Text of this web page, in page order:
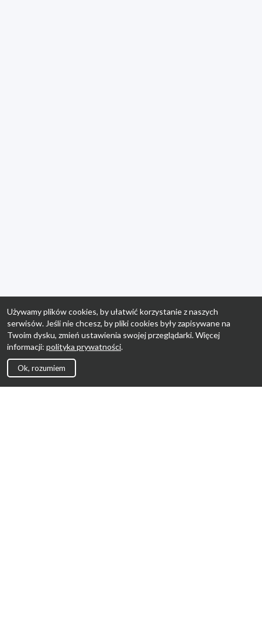
Używamy plików cookies, by ułatwić korzystanie z naszych
serwisów. Jeśli nie chcesz, by pliki cookies były zapisywane na
Twoim dysku, zmień ustawienia swojej przeglądarki. Więcej
informacji: polityka prywatności.
Ok, rozumiem